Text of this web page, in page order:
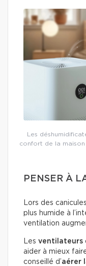
Les
confort de la maison
PENSER À
Lors des
plus humide à
ventilation
Les ventilateurs
aider à mieux
conseillé d’aérer